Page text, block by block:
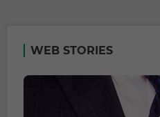
WEB STORIES